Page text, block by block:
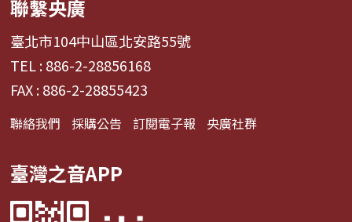
聯繫央廣
臺北市104中山區北安路55號
TEL : 886-2-28856168
FAX : 886-2-28855423
聯絡我們 採購公告 訂閱電子報 央廣社群
臺灣之音APP